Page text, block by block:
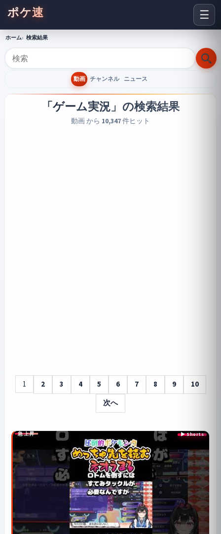
☰
ポケ速
ホーム 検索結果
動画 チャンネル ニュース
「ゲーム実況」 の検索結果
動画 から 10,347件ヒット
1 2 3 4 5 6 7 8 9
10
次へ
急上昇